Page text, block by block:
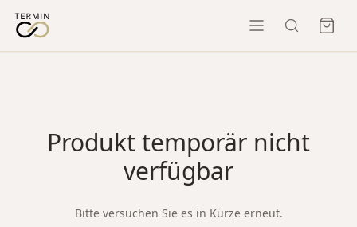
Produkt temporär nicht
verfügbar
Bitte versuchen Sie es in Kürze erneut.